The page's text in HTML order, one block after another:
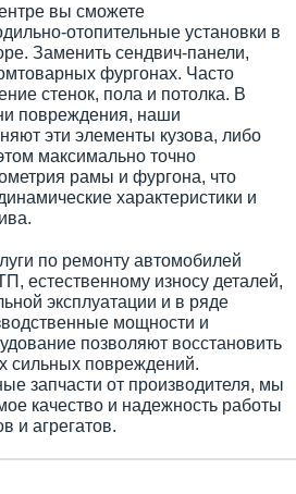
вы сможете
отопительные установки в
Заменить сендвич-панели,
фургонах. Часто
стенок, пола и потолка. В
повреждения, наши
эти элементы кузова, либо
максимально точно
рамы и фургона, что
характеристики и
по ремонту автомобилей
естественному износу деталей,
эксплуатации и в ряде
мощности и
позволяют восстановить
сильных повреждений.
запчасти от производителя, мы
качество и надежность работы
и агрегатов.